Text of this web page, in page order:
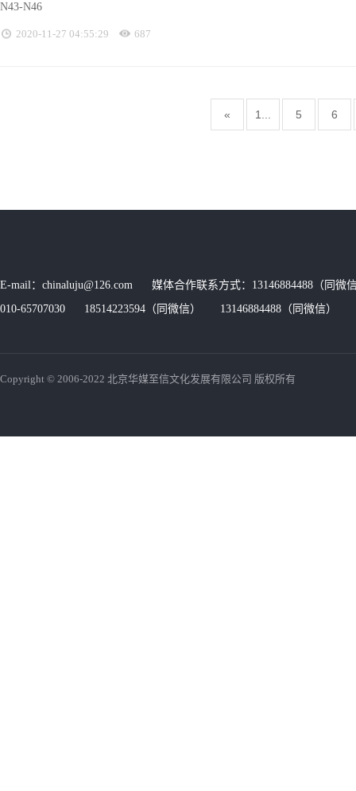
N43-N46
2020-11-27 04:55:29 687
« 1... 5 6
E-mail：chinaluju@126.com 媒体合作联系方式：13146884488（同微
010-65707030 18514223594（同微信） 13146884488（同微信）
Copyright © 2006-2022 北京华媒至信文化发展有限公司 版权所有